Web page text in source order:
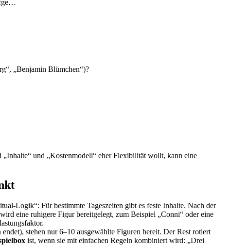
„Benjamin Blümchen“)?
„Inhalte“ und „Kostenmodell“ eher Flexibilität wollt, kann eine
Logik“: Für bestimmte Tageszeiten gibt es feste Inhalte. Nach der
eine ruhigere Figur bereitgelegt, zum Beispiel „Conni“ oder eine
stehen nur 6–10 ausgewählte Figuren bereit. Der Rest rotiert
ist, wenn sie mit einfachen Regeln kombiniert wird: „Drei